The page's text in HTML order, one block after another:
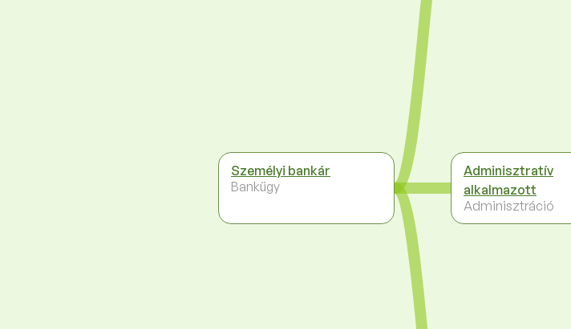
Személyi bankár
Bankügy
Adminisztratív
alkalmazott
Adminisztráció